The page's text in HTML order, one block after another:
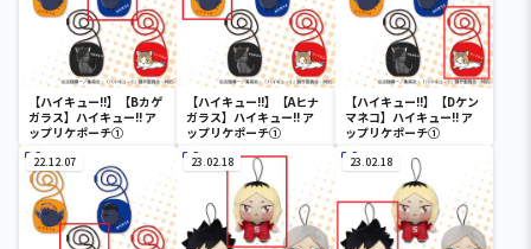
【ハイキュー!!】【Bカゲ
ガラス】ハイキュー!! ア
ップリケポーチ①
【ハイキュー!!】【Aヒナ
ガラス】ハイキュー!! ア
ップリケポーチ①
【ハイキュー!!】【Dケン
マネコ】ハイキュー!! ア
ップリケポーチ①
22.12.07 23.02.18 23.02.18